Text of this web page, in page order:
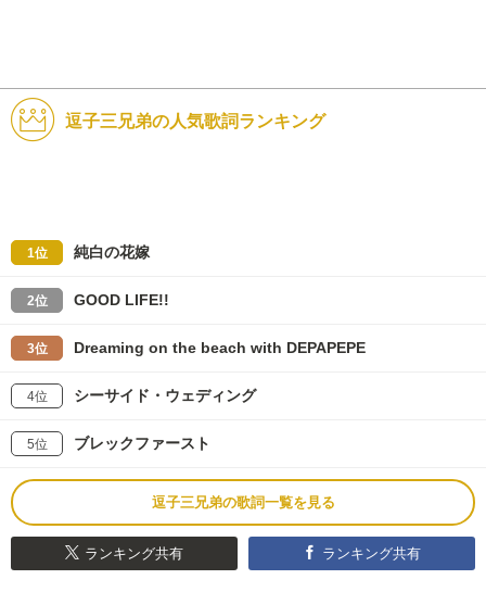
逗子三兄弟の人気歌詞ランキング
1位 純白の花嫁
2位 GOOD LIFE!!
3位 Dreaming on the beach with DEPAPEPE
4位 シーサイド・ウェディング
5位 ブレックファースト
逗子三兄弟の歌詞一覧を見る
ランキング共有 ランキング共有